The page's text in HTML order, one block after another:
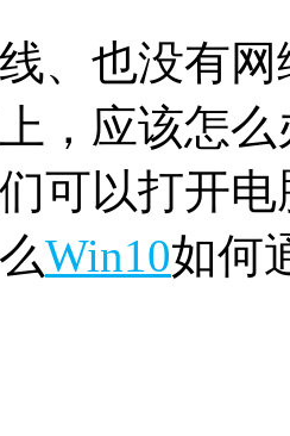
、也没有
，应该怎
可以打开
Win10如何